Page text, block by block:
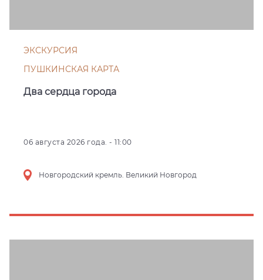
ЭКСКУРСИЯ
ПУШКИНСКАЯ КАРТА
Два сердца города
06 августа 2026 года. - 11:00
Новгородский кремль. Великий Новгород